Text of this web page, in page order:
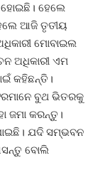
ହୋଇଛି। ହେଲେ
ଆଜି ତୃତୀୟ
ମୋବାଇଲ
ଅଧିକାରୀ ଏମ
କହିଛନ୍ତି।
ବୁଥ ଭିତରକୁ
ଜମା କରନ୍ତୁ।
ଯଦି ସମ୍ଭବନ
ବୋଲି